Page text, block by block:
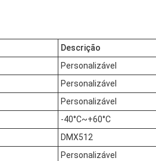
Descrição
Personalizável
Personalizável
Personalizável
-40°C~+60°C
DMX512
Personalizável